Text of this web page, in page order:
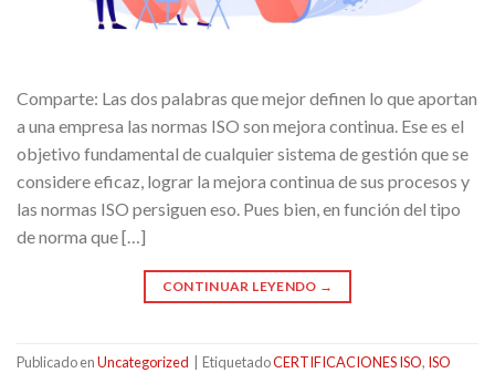
Comparte: Las dos palabras que mejor definen lo que aportan
a una empresa las normas ISO son mejora continua. Ese es el
objetivo fundamental de cualquier sistema de gestión que se
considere eficaz, lograr la mejora continua de sus procesos y
las normas ISO persiguen eso. Pues bien, en función del tipo
de norma que […]
CONTINUAR LEYENDO →
Publicado enUncategorized EtiquetadoCERTIFICACIONES ISO, ISO